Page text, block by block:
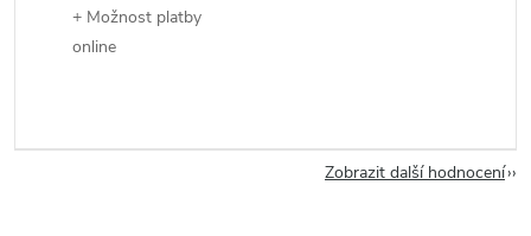
+ Možnost platby
online
Zobrazit další hodnocení